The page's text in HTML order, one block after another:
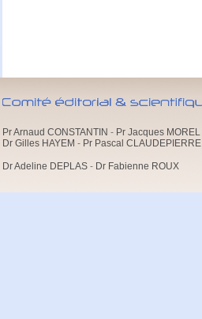
Pr Arnaud CONSTANTIN - Pr Jacques MOREL
Dr Gilles HAYEM - Pr Pascal CLAUDEPIERRE
Dr Adeline DEPLAS - Dr Fabienne ROUX